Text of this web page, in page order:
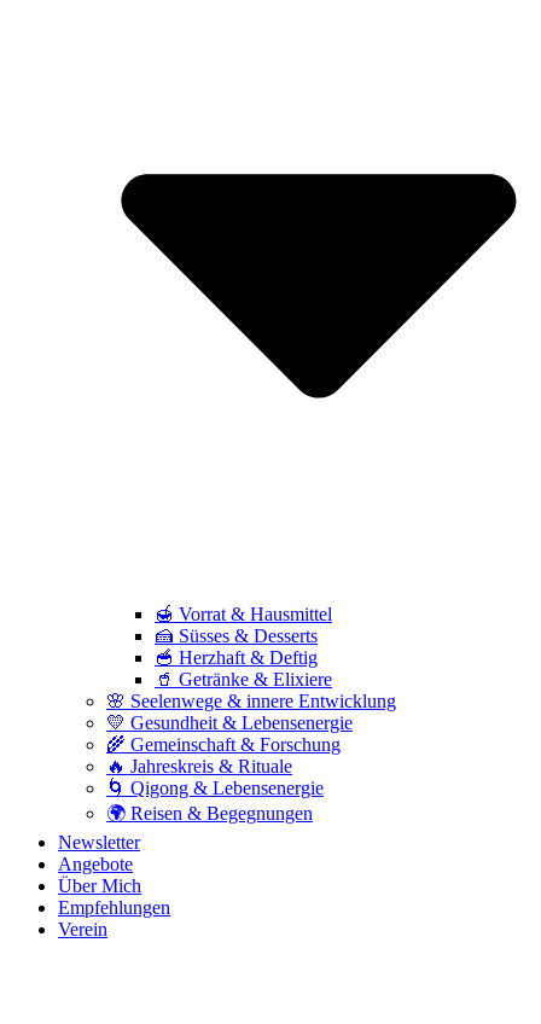
🍯 Vorrat & Hausmittel
🍰 Süsses & Desserts
🥣 Herzhaft & Deftig
🥤 Getränke & Elixiere
🌸 Seelenwege & innere Entwicklung
💛 Gesundheit & Lebensenergie
🌾 Gemeinschaft & Forschung
🔥 Jahreskreis & Rituale
🌀 Qigong & Lebensenergie
🌍 Reisen & Begegnungen
Newsletter
Angebote
Über Mich
Empfehlungen
Verein